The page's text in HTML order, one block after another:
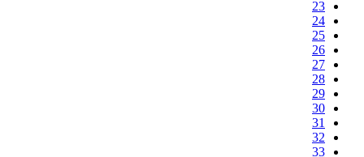
23
24
25
26
27
28
29
30
31
32
33